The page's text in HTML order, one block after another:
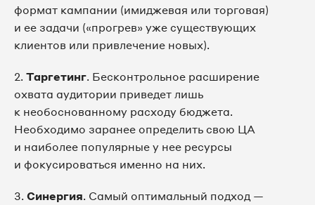
формат кампании (имиджевая или торговая)
и ее задачи («прогрев» уже существующих
клиентов или привлечение новых).
2. Таргетинг. Бесконтрольное расширение
охвата аудитории приведет лишь
к необоснованному расходу бюджета.
Необходимо заранее определить свою ЦА
и наиболее популярные у нее ресурсы
и фокусироваться именно на них.
3. Синергия. Самый оптимальный подход —